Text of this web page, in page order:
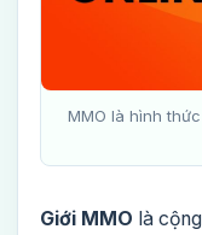
MMO là hình
Giới MMO là